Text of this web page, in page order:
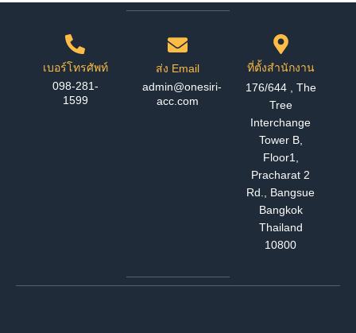
เบอร์โทรศัพท์
098-281-
1599
ส่ง Email
admin@onesiri-
acc.com
ที่ตั้งสำนักงาน
176/644 , The
Tree
Interchange
Tower B,
Floor1,
Pracharat 2
Rd., Bangsue
Bangkok
Thailand
10800